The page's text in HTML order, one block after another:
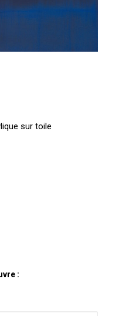
sur toile
: